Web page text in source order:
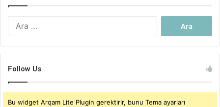
Follow Us
Bu widget Arqam Lite Plugin gerektirir, bunu Tema ayarları